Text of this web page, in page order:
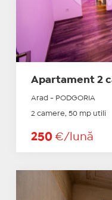
Apartament 2
Arad - PODGORIA
2 camere, 50 mp utili
250 €/lună